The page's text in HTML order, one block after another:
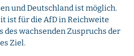
und Deutschland ist möglich.
ist für die AfD in Reichweite
des wachsenden Zuspruchs der
Ziel.